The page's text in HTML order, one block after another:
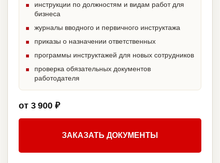
инструкции по должностям и видам работ для
бизнеса
журналы вводного и первичного инструктажа
приказы о назначении ответственных
программы инструктажей для новых сотрудников
проверка обязательных документов
работодателя
от 3 900 ₽
ЗАКАЗАТЬ ДОКУМЕНТЫ